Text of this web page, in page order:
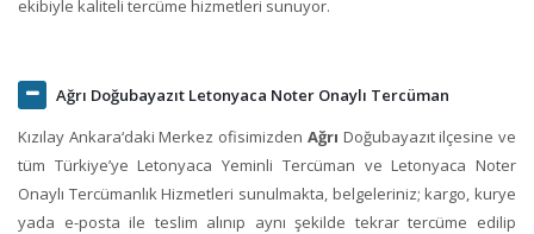
ekibiyle kaliteli tercüme hizmetleri sunuyor.
Ağrı Doğubayazıt Letonyaca Noter Onaylı Tercüman
Kızılay Ankara‘daki Merkez ofisimizden Ağrı Doğubayazıt ilçesine ve
tüm Türkiye’ye Letonyaca Yeminli Tercüman ve Letonyaca Noter
Onaylı Tercümanlık Hizmetleri sunulmakta, belgeleriniz; kargo, kurye
yada e-posta ile teslim alınıp aynı şekilde tekrar tercüme edilip